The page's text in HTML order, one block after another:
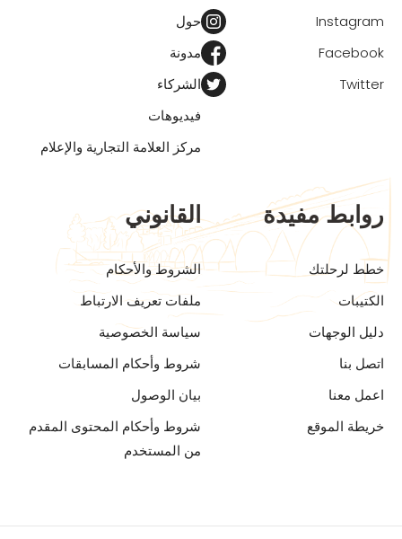
Instagram
Facebook
Twitter
حول
مدونة
الشركاء
فيديوهات
مركز العلامة التجارية والإعلام
روابط مفيدة
خطط لرحلتك
الكتيبات
دليل الوجهات
اتصل بنا
اعمل معنا
خريطة الموقع
القانوني
الشروط والأحكام
ملفات تعريف الارتباط
سياسة الخصوصية
شروط وأحكام المسابقات
بيان الوصول
شروط وأحكام المحتوى المقدم
من المستخدم